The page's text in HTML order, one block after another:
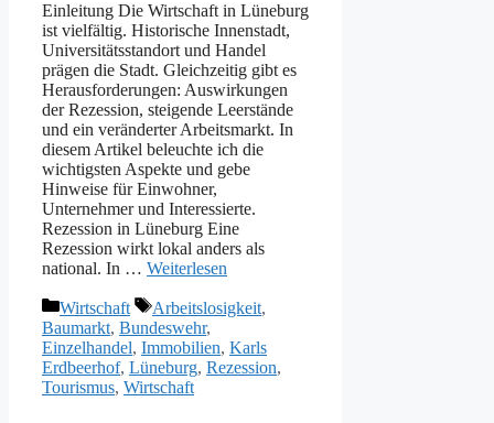
Einleitung Die Wirtschaft in Lüneburg
ist vielfältig. Historische Innenstadt,
Universitätsstandort und Handel
prägen die Stadt. Gleichzeitig gibt es
Herausforderungen: Auswirkungen
der Rezession, steigende Leerstände
und ein veränderter Arbeitsmarkt. In
diesem Artikel beleuchte ich die
wichtigsten Aspekte und gebe
Hinweise für Einwohner,
Unternehmer und Interessierte.
Rezession in Lüneburg Eine
Rezession wirkt lokal anders als
national. In … Weiterlesen
Kategorien
Wirtschaft Schlagwörter
Arbeitslosigkeit,
Baumarkt, Bundeswehr,
Einzelhandel, Immobilien, Karls
Erdbeerhof, Lüneburg, Rezession,
Tourismus, Wirtschaft